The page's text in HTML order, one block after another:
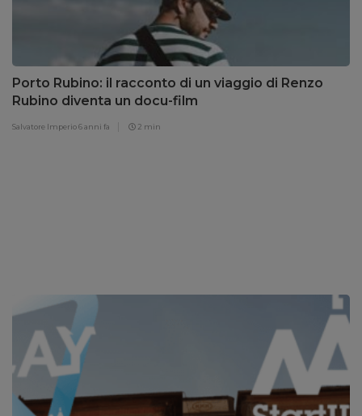
Porto Rubino: il racconto di un viaggio di Renzo
Rubino diventa un docu-film
Salvatore Imperio6 anni fa 2 min